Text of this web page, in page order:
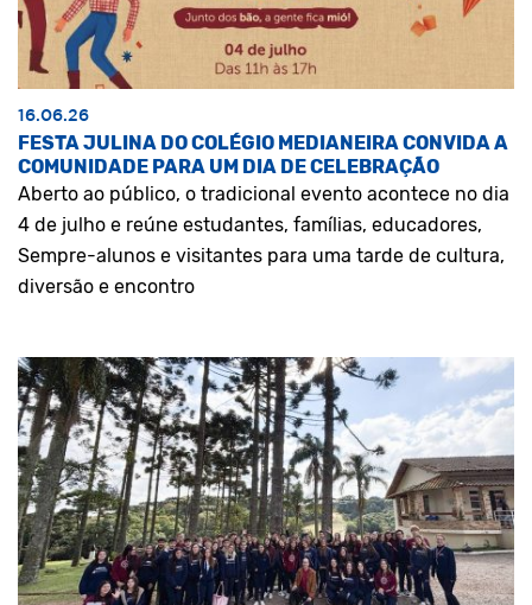
16.06.26
FESTA JULINA DO COLÉGIO MEDIANEIRA CONVIDA A
COMUNIDADE PARA UM DIA DE CELEBRAÇÃO
Aberto ao público, o tradicional evento acontece no dia
4 de julho e reúne estudantes, famílias, educadores,
Sempre-alunos e visitantes para uma tarde de cultura,
diversão e encontro